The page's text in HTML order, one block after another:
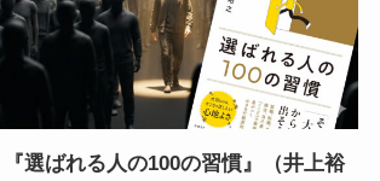
『選ばれる人の100の習慣』（井上裕